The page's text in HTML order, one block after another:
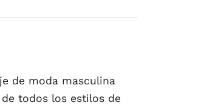
de moda masculina
todos los estilos de